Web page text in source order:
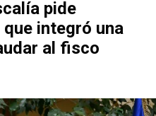
pide
integró una
al fisco